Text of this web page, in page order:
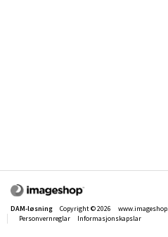
DAM-løsning Copyright © 2026
Personvernreglar
Informasjonskapslar